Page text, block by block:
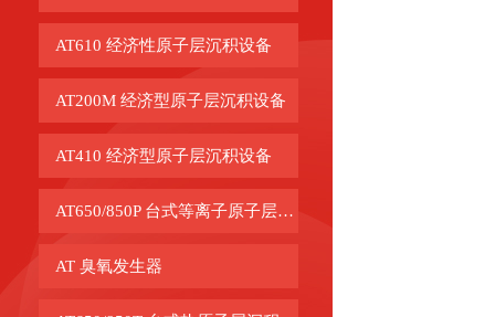
AT610 经济性原子层沉积设备
AT200M 经济型原子层沉积设备
AT410 经济型原子层沉积设备
AT650/850P 台式等离子原子层沉积设备
AT 臭氧发生器